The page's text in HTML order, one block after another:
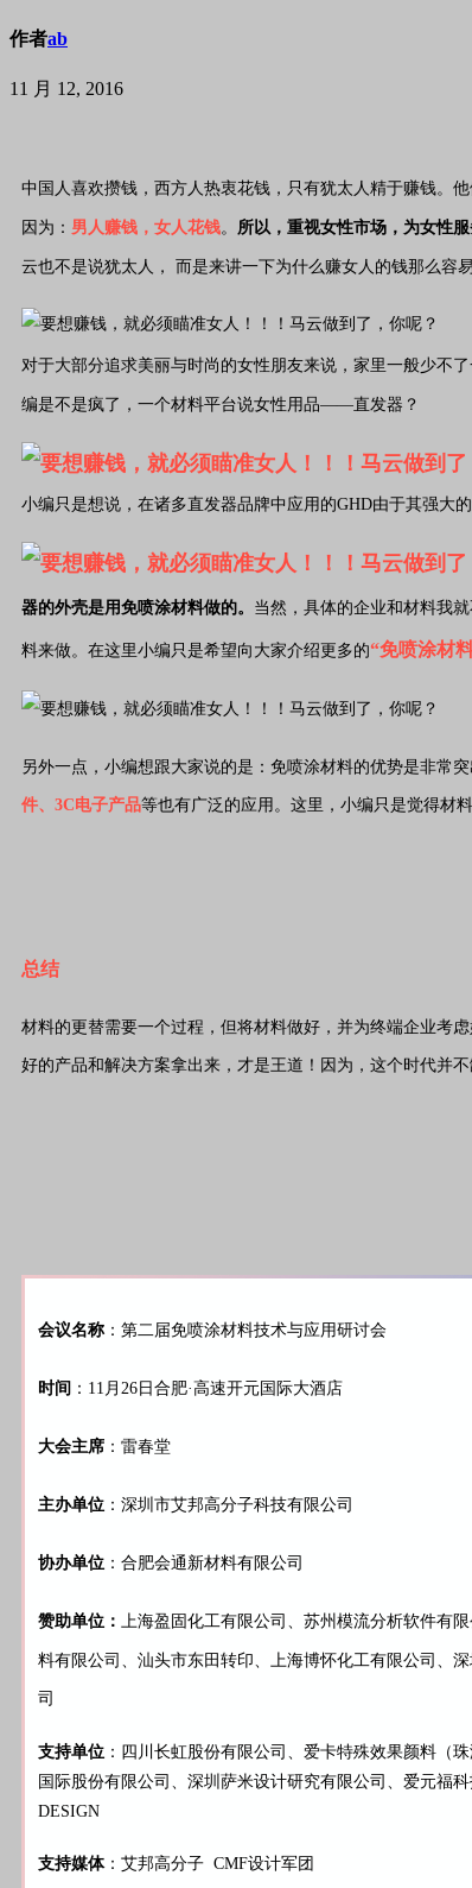
作者ab
11 月 12, 2016
中国人喜欢攒钱，西方人热衷花钱，只有犹太人精于赚钱。
因为： 男人赚钱，女人花钱。 所以，重视女性市场，为女性
云也不是说犹太人， 而是来讲一下为什么赚女人的钱那么容
对于大部分追求美丽与时尚的女性朋友来说，家里一般少不
编是不是疯了，一个材料平台说女性用品——直发器？
小编只是想说，在诸多直发器品牌中应用的GHD由于其强大
器的外壳是用免喷涂材料做的。 当然，具体的企业和材料我
料来做。在这里小编只是希望向大家介绍更多的“免喷涂材
另外一点，小编想跟大家说的是：免喷涂材料的优势是非常
件、3C电子产品等也有广泛的应用。这里，小编只是觉得材
总结
材料的更替需要一个过程，但将材料做好，并为终端企业考
好的产品和解决方案拿出来，才是王道！因为，这个时代并
会议名称 ：第二届免喷涂材料技术与应用研讨会
时间 ：11月26日合肥·高速开元国际大酒店
大会主席 ：雷春堂
主办单位 ：深圳市艾邦高分子科技有限公司
协办单位 ：合肥会通新材料有限公司
赞助单位： 上海盈固化工有限公司、苏州模流分析软件有
料有限公司、汕头市东田转印、上海博怀化工有限公司、
司
支持单位 ：四川长虹股份有限公司、爱卡特殊效果颜料（
国际股份有限公司、深圳萨米设计研究有限公司、爱元福
DESIGN
支持媒体：艾邦高分子 CMF设计军团